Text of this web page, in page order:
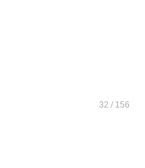
32 / 156